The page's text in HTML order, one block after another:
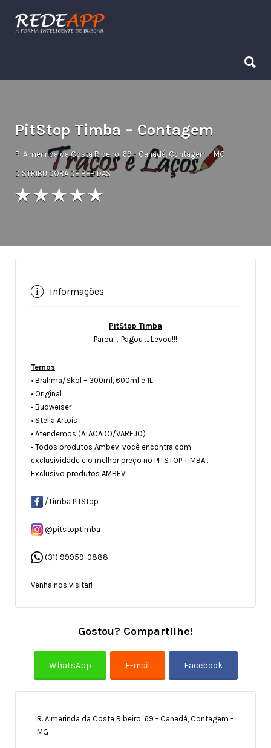
Procurar:
PitStop Timba – Contagem
R. Almerinda da Costa Ribeiro, 69 - Canadá, Contagem - MG
DISTRIBUIDORA DE BEBIDAS
Informações
PitStop Timba
Parou … Pagou … Levou!!!
Temos
• Brahma/Skol – 300ml, 600ml e 1L
• Original
• Budweiser
• Stella Artois
• Atendemos (ATACADO/VAREJO)
• Todos produtos Ambev, você encontra com
exclusividade e o melhor preço no PITSTOP TIMBA .
Exclusivo produtos AMBEV!
/Timba PitStop
@pitstoptimba
(31) 99959-0888
Venha nos visitar!
Gostou? Compartilhe!
R. Almerinda da Costa Ribeiro, 69 - Canadá, Contagem -
MG